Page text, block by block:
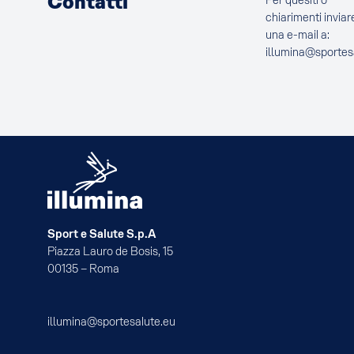
chiarimenti
una e-mail a:
Sport e Salute S.p.A
Piazza Lauro de Bosis, 15
00135 – Roma
illumina@sportesalute.eu